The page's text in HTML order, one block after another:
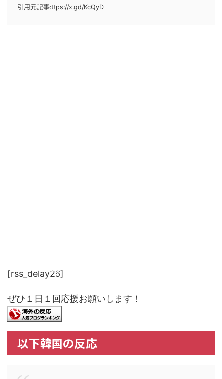
引用元記事:ttps://x.gd/KcQyD
[rss_delay26]
ぜひ１日１回応援お願いします！
以下韓国の反応